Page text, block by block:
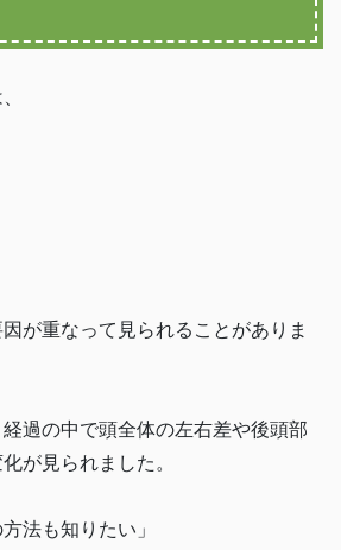
が重なって見られることがありま
過の中で頭全体の左右差や後頭部
が見られました。
法も知りたい」